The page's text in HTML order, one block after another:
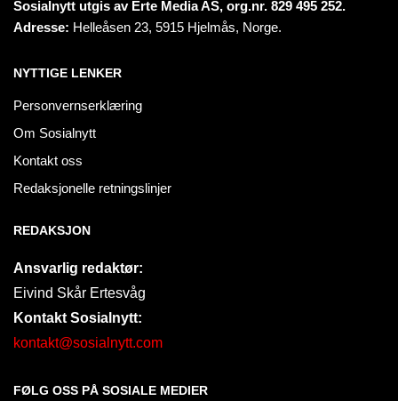
Sosialnytt utgis av Erte Media AS, org.nr. 829 495 252.
Adresse: Helleåsen 23, 5915 Hjelmås, Norge.
NYTTIGE LENKER
Personvernserklæring
Om Sosialnytt
Kontakt oss
Redaksjonelle retningslinjer
REDAKSJON
Ansvarlig redaktør:
Eivind Skår Ertesvåg
Kontakt Sosialnytt:
kontakt@sosialnytt.com
FØLG OSS PÅ SOSIALE MEDIER​